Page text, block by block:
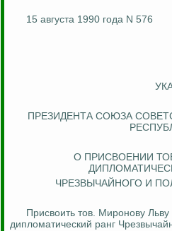
15 августа 1990 года N 576
ПРЕЗИДЕНТА СОЮЗА
О ПРИСВОЕНИИ
ЧРЕЗВЫЧАЙНОГО И
Присвоить тов. Миронову
дипломатический ранг